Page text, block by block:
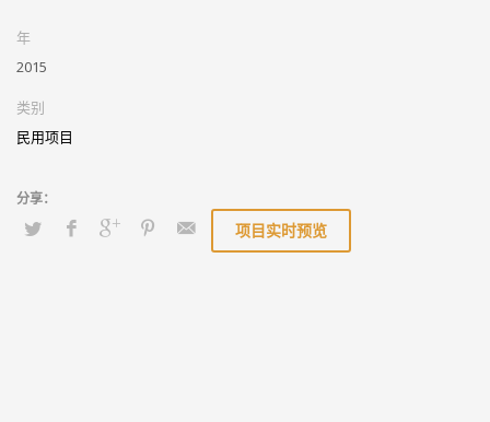
年
2015
类别
民用项目
项目实时预览